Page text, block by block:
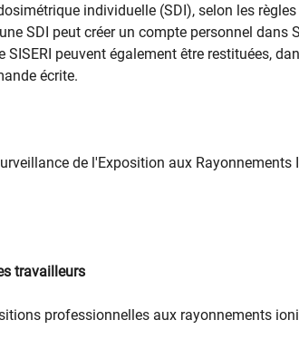
individuelle (SDI), selon les
SDI peut créer un compte personnel dans
peuvent également être restituées,
écrite.
de l'Exposition aux Rayonnements
travailleurs
professionnelles aux rayonnements